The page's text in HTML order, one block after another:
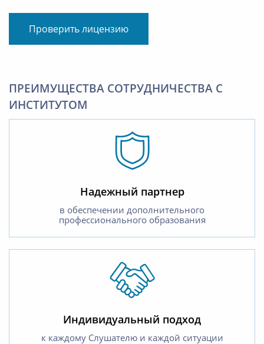
Проверить лицензию
ПРЕИМУЩЕСТВА СОТРУДНИЧЕСТВА С
ИНСТИТУТОМ
Надежный партнер
в обеспечении дополнительного
профессионального образования
Индивидуальный подход
к каждому Слушателю и каждой ситуации